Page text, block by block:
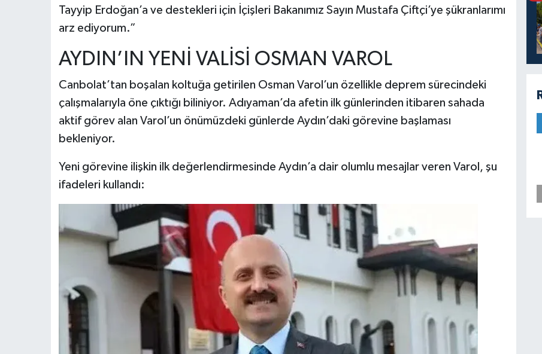
Tayyip Erdoğan’a ve destekleri için İçişleri Bakanımız Sayın Mustafa Çiftçi’ye şükranlarımı
arz ediyorum.”
AYDIN’IN YENİ VALİSİ OSMAN VAROL
Canbolat’tan boşalan koltuğa getirilen Osman Varol’un özellikle deprem sürecindeki
çalışmalarıyla öne çıktığı biliniyor. Adıyaman’da afetin ilk günlerinden itibaren sahada
aktif görev alan Varol’un önümüzdeki günlerde Aydın’daki görevine başlaması
bekleniyor.
Yeni görevine ilişkin ilk değerlendirmesinde Aydın’a dair olumlu mesajlar veren Varol, şu
ifadeleri kullandı: